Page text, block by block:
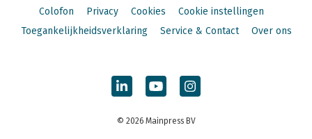
Colofon
Privacy Cookies
Cookie instellingen
Toegankelijkheidsverklaring
Service & Contact Over ons
© 2026 Mainpress BV